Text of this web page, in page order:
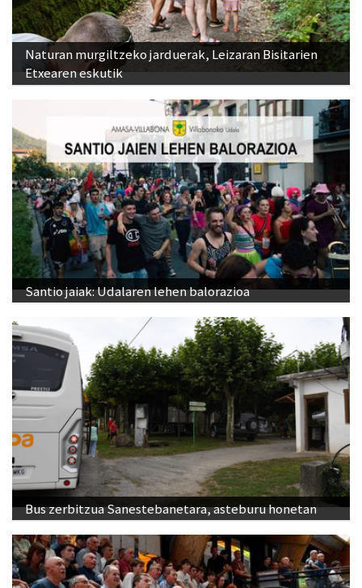
Naturan murgiltzeko jarduerak, Leizaran Bisitarien
Etxearen eskutik
Santio jaiak: Udalaren lehen balorazioa
Bus zerbitzua Sanestebanetara, asteburu honetan